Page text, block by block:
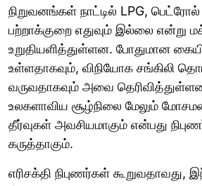
நிறுவனங்கள் நாட்டில் LPG,
பற்றாக்குறை எதுவும் இல்லை என்று
உறுதியளித்துள்ளன. போதுமான
உள்ளதாகவும், விநியோக சங்கிலி
வருவதாகவும் அவை
உலகளாவிய சூழ்நிலை மேலும்
தீர்வுகள் அவசியமாகும் என்பது
கருத்தாகும்.
எரிசக்தி நிபுணர்கள் கூறுவதாவது,